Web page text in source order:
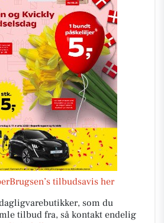
tilbudsavis her
som du
tilbud fra, så kontakt endelig